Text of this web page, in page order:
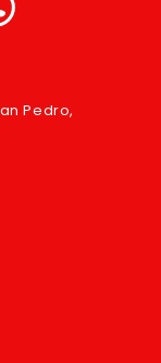
Pedro,